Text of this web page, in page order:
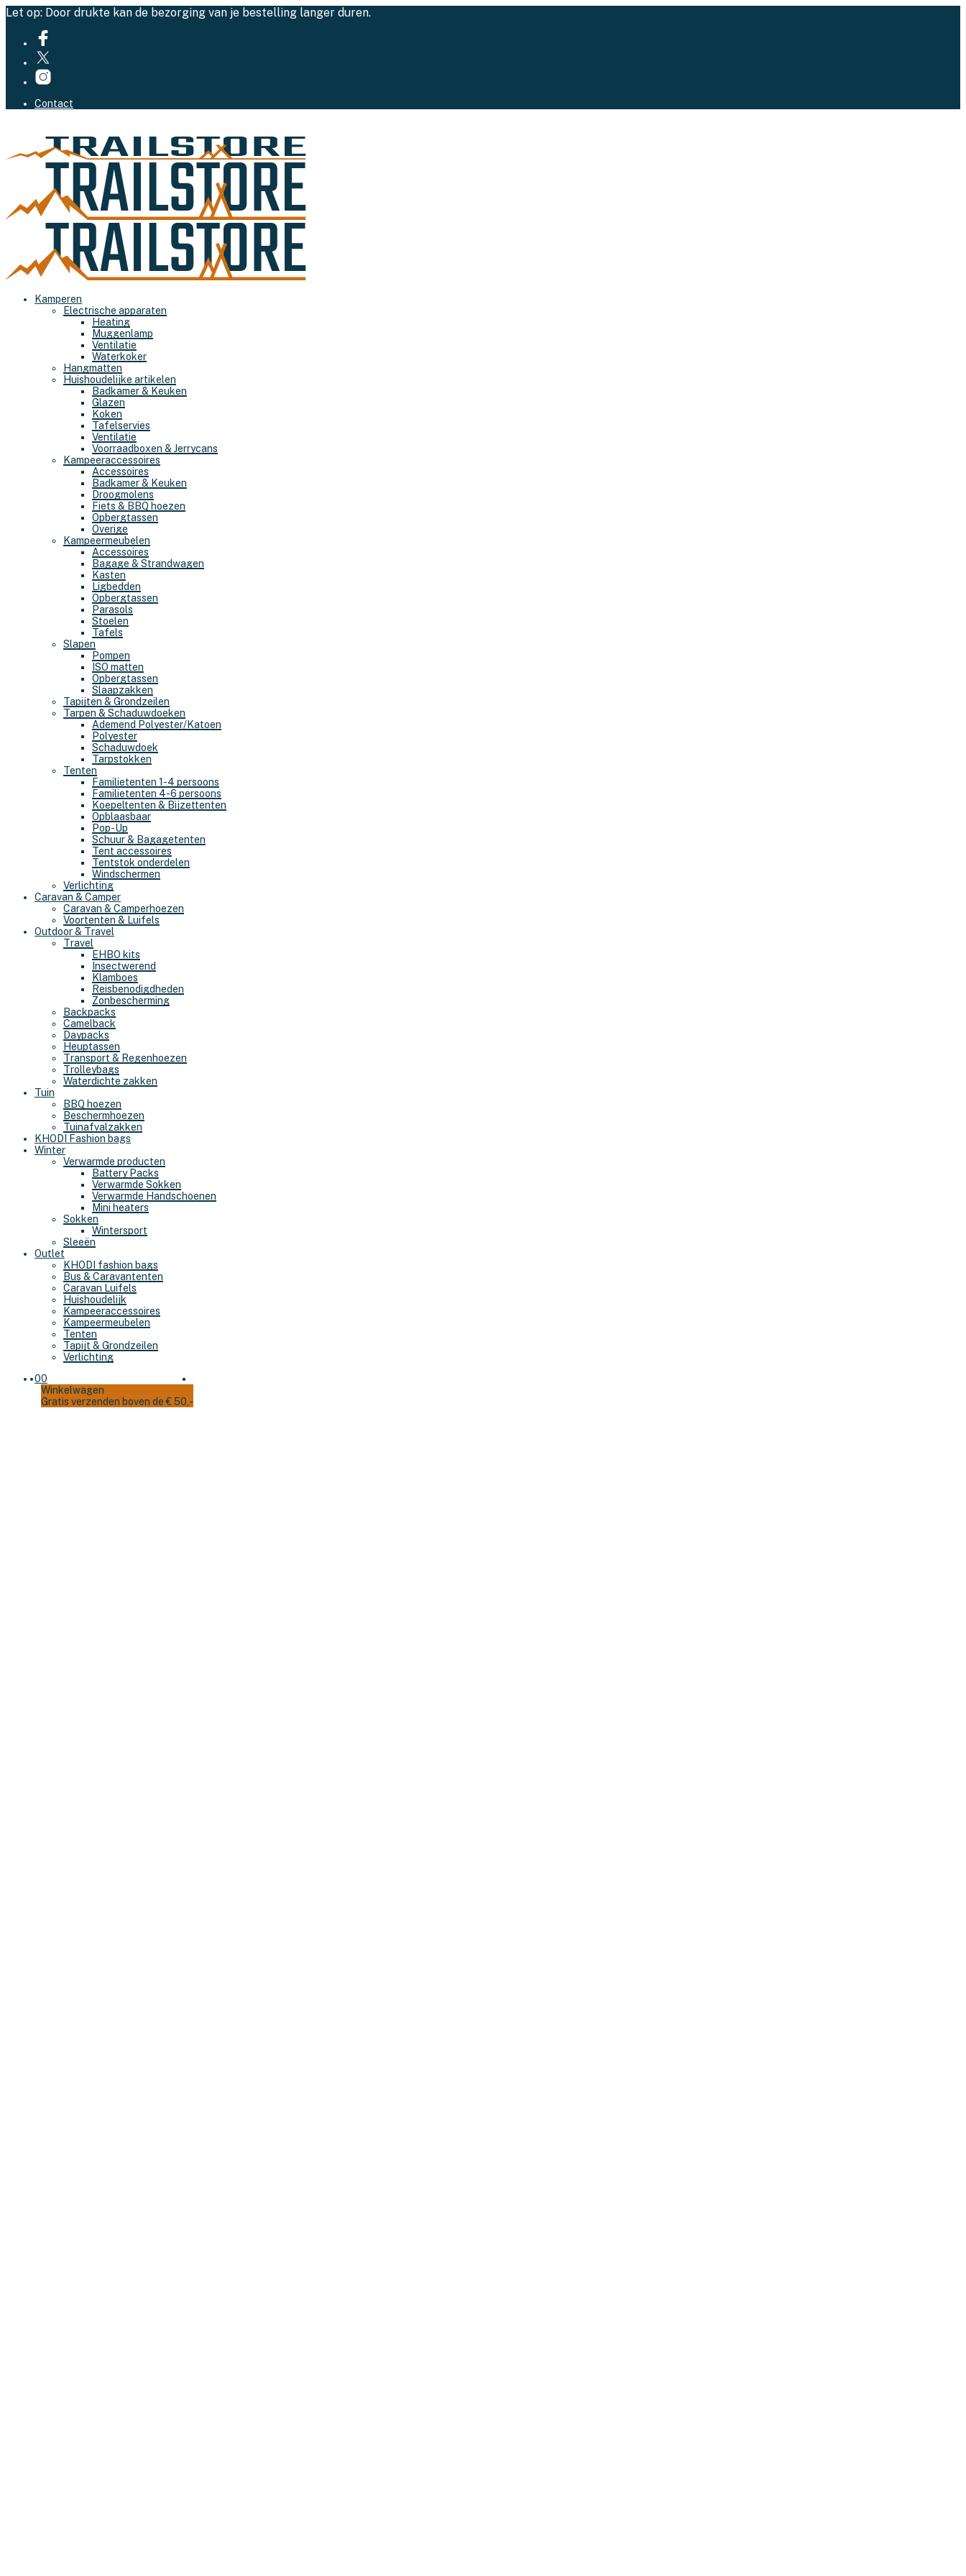
Let op: Door drukte kan de bezorging van je bestelling langer duren.
Contact
Kamperen
Electrische apparaten
Heating
Muggenlamp
Ventilatie
Waterkoker
Hangmatten
Huishoudelijke artikelen
Badkamer & Keuken
Glazen
Koken
Tafelservies
Ventilatie
Voorraadboxen & Jerrycans
Kampeeraccessoires
Accessoires
Badkamer & Keuken
Droogmolens
Fiets & BBQ hoezen
Opbergtassen
Overige
Kampeermeubelen
Accessoires
Bagage & Strandwagen
Kasten
Ligbedden
Opbergtassen
Parasols
Stoelen
Tafels
Slapen
Pompen
ISO matten
Opbergtassen
Slaapzakken
Tapijten & Grondzeilen
Tarpen & Schaduwdoeken
Ademend Polyester/Katoen
Polyester
Schaduwdoek
Tarpstokken
Tenten
Familietenten 1-4 persoons
Familietenten 4-6 persoons
Koepeltenten & Bijzettenten
Opblaasbaar
Pop-Up
Schuur & Bagagetenten
Tent accessoires
Tentstok onderdelen
Windschermen
Verlichting
Caravan & Camper
Caravan & Camperhoezen
Voortenten & Luifels
Outdoor & Travel
Travel
EHBO kits
Insectwerend
Klamboes
Reisbenodigdheden
Zonbescherming
Backpacks
Camelback
Daypacks
Heuptassen
Transport & Regenhoezen
Trolleybags
Waterdichte zakken
Tuin
BBQ hoezen
Beschermhoezen
Tuinafvalzakken
KHODI Fashion bags
Winter
Verwarmde producten
Battery Packs
Verwarmde Sokken
Verwarmde Handschoenen
Mini heaters
Sokken
Wintersport
Sleeën
Outlet
KHODI fashion bags
Bus & Caravantenten
Caravan Luifels
Huishoudelijk
Kampeeraccessoires
Kampeermeubelen
Tenten
Tapijt & Grondzeilen
Verlichting
00
Winkelwagen
Gratis verzenden boven de € 50,-